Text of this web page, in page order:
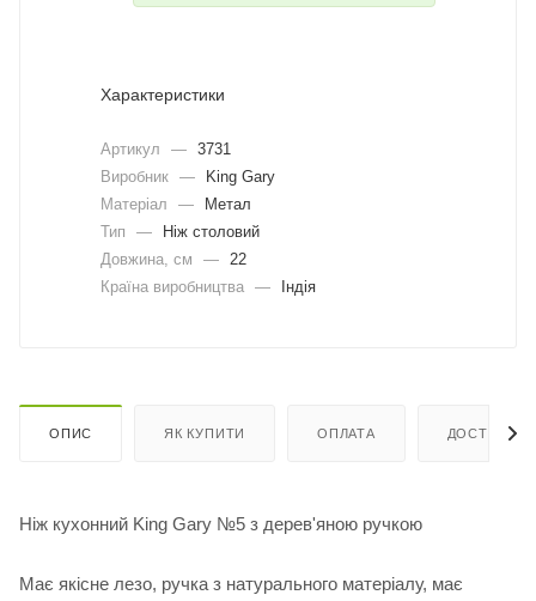
Характеристики
Артикул — 3731
Виробник —
King Gary
Матеріал
—
Метал
Тип
—
Ніж столовий
Довжина, cм
—
22
Країна виробництва — Індія
ОПИС ЯК КУПИТИ ОПЛАТА ДОСТАВКА
Ніж кухонний King Gary №5 з дерев'яною ручкою
Має якісне лезо, ручка з натурального матеріалу, має